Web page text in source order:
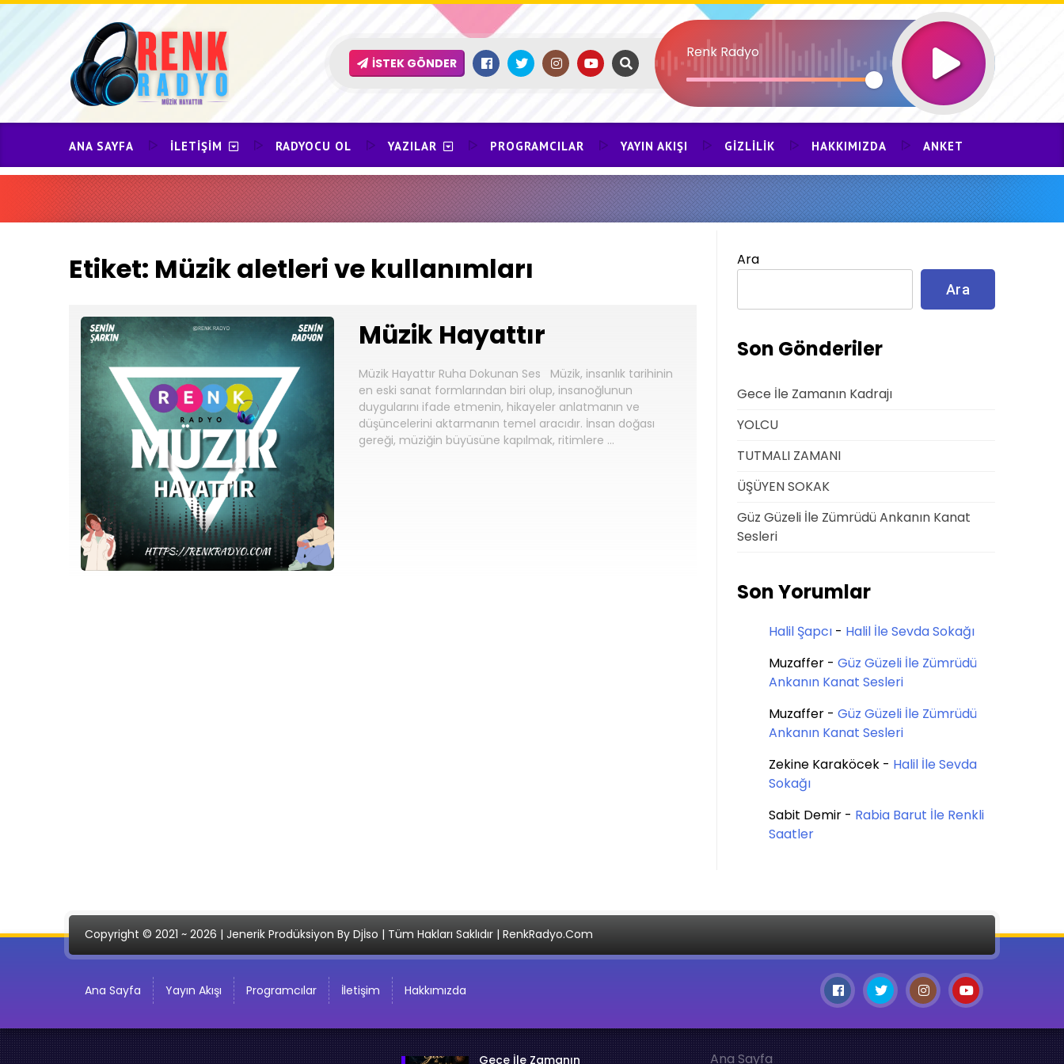
Skip
content
İSTEK GÖNDER
Renk Radyo
ANA SAYFA İLETIŞIM RADYOCU OL YAZILAR PROGRAMCILAR YAYIN AKIŞI GIZLILIK HAKKIMIZDA ANKET
Etiket: Müzik aletleri ve kullanımları
Müzik Hayattır
Müzik Hayattır Ruha Dokunan Ses Müzik, insanlık tarihinin
en eski sanat formlarından biri olup, insanoğlunun
duygularını ifade etmenin, hikayeler anlatmanın ve
düşüncelerini aktarmanın temel aracıdır. İnsan doğası
gereği, müziğin büyüsüne kapılmak, ritimlere …
Ara
Ara
Son Gönderiler
Gece İle Zamanın Kadrajı
YOLCU
TUTMALI ZAMANI
ÜŞÜYEN SOKAK
Güz Güzeli İle Zümrüdü Ankanın Kanat
Sesleri
Son Yorumlar
Halil Şapcı - Halil İle Sevda Sokağı
Muzaffer - Güz Güzeli İle Zümrüdü
Ankanın Kanat Sesleri
Muzaffer - Güz Güzeli İle Zümrüdü
Ankanın Kanat Sesleri
Zekine Karaköcek - Halil İle Sevda
Sokağı
Sabit Demir - Rabia Barut İle Renkli
Saatler
Copyright © 2021 ~ 2026 | Jenerik Prodüksiyon By Djİso | Tüm Hakları Saklıdır | RenkRadyo.Com
Ana Sayfa Yayın Akışı Programcılar İletişim Hakkımızda
Gece İle Zamanın Ana Sayfa